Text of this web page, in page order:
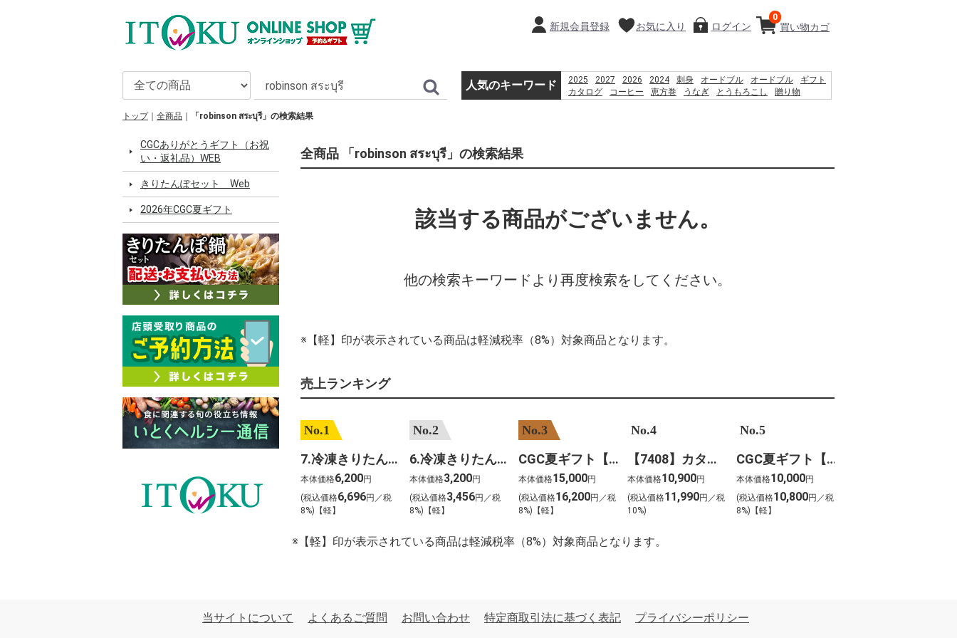
買い物カゴ
0
新規会員登録 お気に入り ログイン
人気のキーワード 2025 2027 2026 2024 刺身 オードブル オードブル
ギフト
カタログ
コーヒー 恵方巻 うなぎ とうもろこし
贈り物
トップ 全商品 「robinson สระบุรี」の検索結果
CGCありがとうギフト（お祝
い・返礼品）WEB
きりたんぽセット Web
2026年CGC夏ギフト
全商品 「robinson สระบุรี」の検索結果
該当する商品がございません。
他の検索キーワードより再度検索をしてください。
※【軽】印が表示されている商品は軽減税率（8%）対象商品となります。
売上ランキング
No.1
7.冷凍きりたんぽセットM 野菜なし 4人前
本体価格6,200円
(税込価格6,696円／税
8%)【軽】
No.2
6.冷凍きりたんぽセットＳ 野菜なし 2人前
本体価格3,200円
(税込価格3,456円／税
8%)【軽】
No.3
CGC夏ギフト【1101】和牛苑 神戸牛・三田和牛食べ比べ(680g)
本体価格15,000円
(税込価格16,200円／税
8%)【軽】
No.4
【7408】カタログギフト ボーベル・クレソン
本体価格10,900円
(税込価格11,990円／税
10%)
No.5
CGC夏ギフト【1202】スギモト 松阪牛焼肉用(420g)
本体価格10,000円
(税込価格10,800円／税
8%)【軽】
※【軽】印が表示されている商品は軽減税率（8%）対象商品となります。
当サイトについて よくあるご質問 お問い合わせ 特定商取引法に基づく表記 プライバシーポリシー